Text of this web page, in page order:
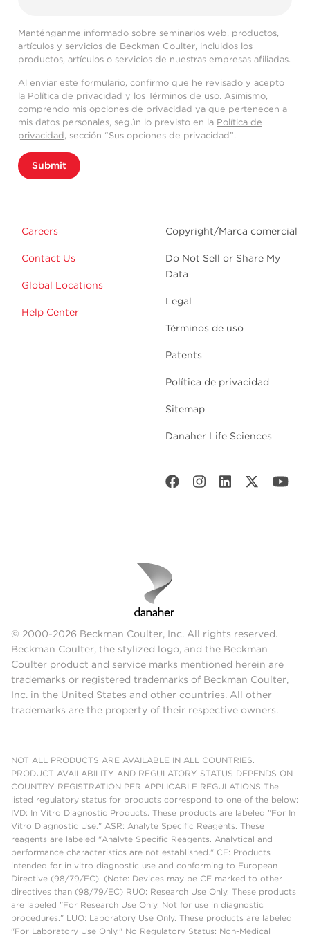
Manténganme informado sobre seminarios web, productos,
artículos y servicios de Beckman Coulter, incluidos los
productos, artículos o servicios de nuestras empresas afiliadas.
Al enviar este formulario, confirmo que he revisado y acepto
la Política de privacidad y los Términos de uso. Asimismo,
comprendo mis opciones de privacidad ya que pertenecen a
mis datos personales, según lo previsto en la Política de
privacidad, sección “Sus opciones de privacidad”.
Submit
Careers
Contact Us
Global Locations
Help Center
Copyright/Marca comercial
Do Not Sell or Share My
Data
Legal
Términos de uso
Patents
Política de privacidad
Sitemap
Danaher Life Sciences
© 2000-2026 Beckman Coulter, Inc. All rights reserved.
Beckman Coulter, the stylized logo, and the Beckman
Coulter product and service marks mentioned herein are
trademarks or registered trademarks of Beckman Coulter,
Inc. in the United States and other countries. All other
trademarks are the property of their respective owners.
NOT ALL PRODUCTS ARE AVAILABLE IN ALL COUNTRIES.
PRODUCT AVAILABILITY AND REGULATORY STATUS DEPENDS ON
COUNTRY REGISTRATION PER APPLICABLE REGULATIONS The
listed regulatory status for products correspond to one of the below:
IVD: In Vitro Diagnostic Products. These products are labeled "For In
Vitro Diagnostic Use." ASR: Analyte Specific Reagents. These
reagents are labeled "Analyte Specific Reagents. Analytical and
performance characteristics are not established." CE: Products
intended for in vitro diagnostic use and conforming to European
Directive (98/79/EC). (Note: Devices may be CE marked to other
directives than (98/79/EC) RUO: Research Use Only. These products
are labeled "For Research Use Only. Not for use in diagnostic
procedures." LUO: Laboratory Use Only. These products are labeled
"For Laboratory Use Only." No Regulatory Status: Non-Medical